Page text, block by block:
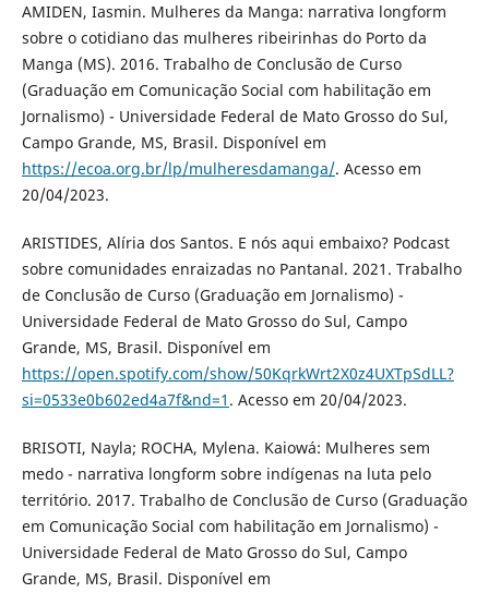
AMIDEN, Iasmin. Mulheres da Manga: narrativa longform
sobre o cotidiano das mulheres ribeirinhas do Porto da
Manga (MS). 2016. Trabalho de Conclusão de Curso
(Graduação em Comunicação Social com habilitação em
Jornalismo) - Universidade Federal de Mato Grosso do Sul,
Campo Grande, MS, Brasil. Disponível em
https://ecoa.org.br/lp/mulheresdamanga/. Acesso em
20/04/2023.
ARISTIDES, Alíria dos Santos. E nós aqui embaixo? Podcast
sobre comunidades enraizadas no Pantanal. 2021. Trabalho
de Conclusão de Curso (Graduação em Jornalismo) -
Universidade Federal de Mato Grosso do Sul, Campo
Grande, MS, Brasil. Disponível em
https://open.spotify.com/show/50KqrkWrt2X0z4UXTpSdLL?
si=0533e0b602ed4a7f&nd=1 . Acesso em 20/04/2023.
BRISOTI, Nayla; ROCHA, Mylena. Kaiowá: Mulheres sem
medo - narrativa longform sobre indígenas na luta pelo
território. 2017. Trabalho de Conclusão de Curso (Graduação
em Comunicação Social com habilitação em Jornalismo) -
Universidade Federal de Mato Grosso do Sul, Campo
Grande, MS, Brasil. Disponível em